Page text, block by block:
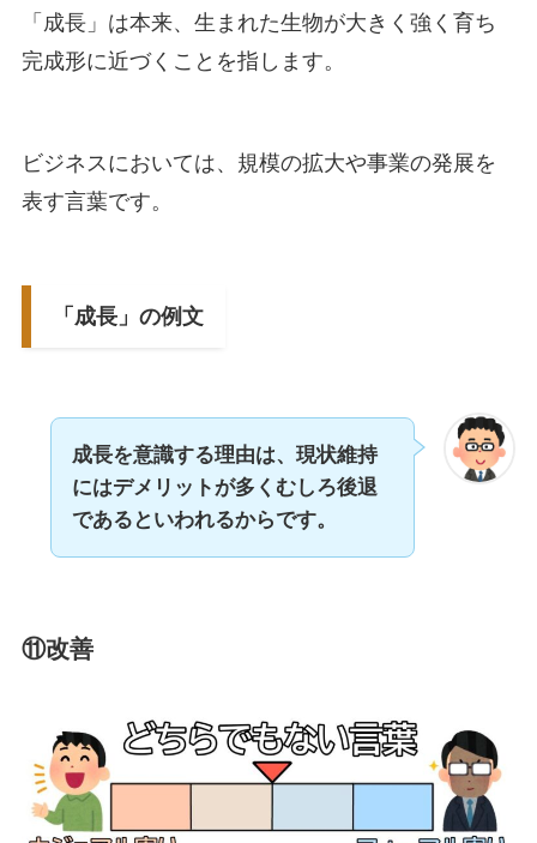
「成長」は本来、生まれた生物が大きく強く育ち
完成形に近づくことを指します。
ビジネスにおいては、規模の拡大や事業の発展を
表す言葉です。
「成長」の例文
成長を意識する理由は、現状維持
にはデメリットが多くむしろ後退
であるといわれるからです。
⑪改善